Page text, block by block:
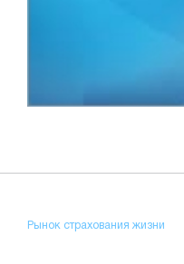
Рынок страхования жизни